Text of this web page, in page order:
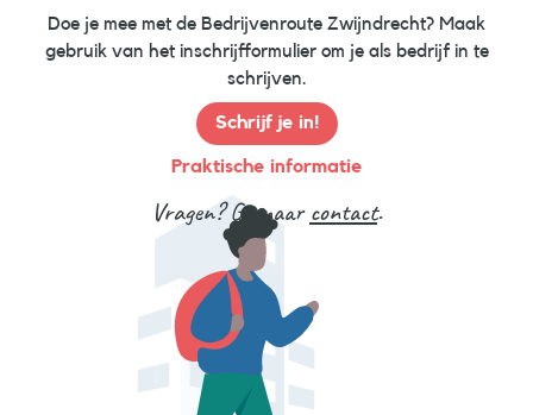
Doe je mee met de Bedrijvenroute Zwijndrecht? Maak
gebruik van het inschrijfformulier om je als bedrijf in te
schrijven.
Schrijf je in!
Praktische informatie
Vragen? Ga naarcontact.